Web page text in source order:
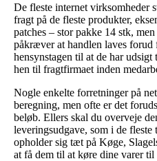
De fleste internet virksomheder
fragt på de fleste produkter,
patches – stor pakke 14 stk,
påkræver at handlen laves
hensynstagen til at de har
hen til fragtfirmaet inden
Nogle enkelte forretninger på
beregning, men ofte er det
beløb. Ellers skal du overveje
leveringsudgave, som i de
opholder sig tæt på Køge,
at få dem til at køre dine varer til